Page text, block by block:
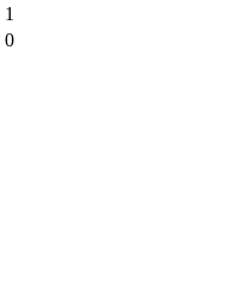
1
0